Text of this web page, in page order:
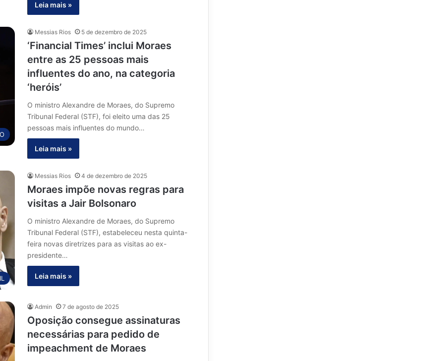
Leia mais »
Messias Rios 5 de dezembro de 2025
‘Financial Times’ inclui Moraes
entre as 25 pessoas mais
influentes do ano, na categoria
‘heróis’
O ministro Alexandre de Moraes, do Supremo
Tribunal Federal (STF), foi eleito uma das 25
pessoas mais influentes do mundo…
Leia mais »
Messias Rios 4 de dezembro de 2025
Moraes impõe novas regras para
visitas a Jair Bolsonaro
O ministro Alexandre de Moraes, do Supremo
Tribunal Federal (STF), estabeleceu nesta quinta-
feira novas diretrizes para as visitas ao ex-
presidente…
Leia mais »
Admin 7 de agosto de 2025
Oposição consegue assinaturas
necessárias para pedido de
impeachment de Moraes